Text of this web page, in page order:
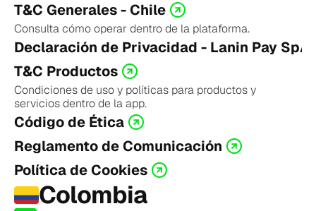
T&C Generales - Chile
Consulta cómo operar dentro de la plataforma.
Declaración de Privacidad - Lanin Pay SpA
T&C Productos
Condiciones de uso y políticas para productos y
servicios dentro de la app.
Código de Ética
Reglamento de Comunicación
Política de Cookies
Colombia